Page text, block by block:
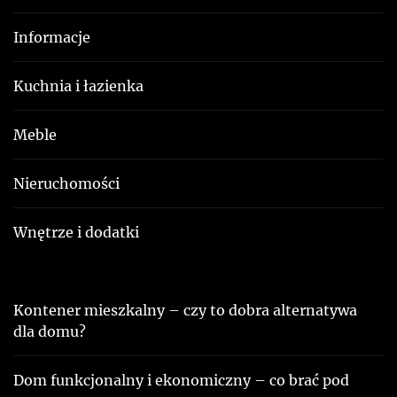
Informacje
Kuchnia i łazienka
Meble
Nieruchomości
Wnętrze i dodatki
Kontener mieszkalny – czy to dobra alternatywa
dla domu?
Dom funkcjonalny i ekonomiczny – co brać pod